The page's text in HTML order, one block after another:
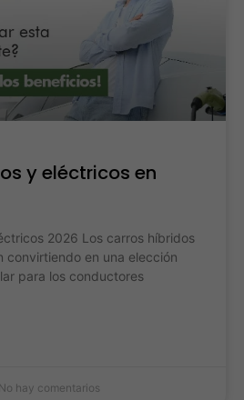
y eléctricos en
2026 Los carros híbridos
convirtiendo en una elección
para los conductores
No hay comentarios